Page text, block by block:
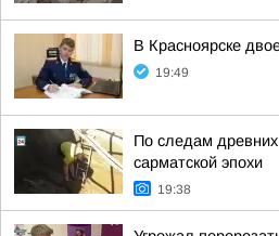
В Красноярске
19:49
По следам древних
сарматской эпохи
19:38